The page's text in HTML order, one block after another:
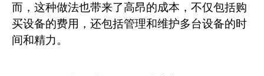
而，这种做法也带来了高昂的成本，不仅包括购
买设备的费用，还包括管理和维护多台设备的时
间和精力。